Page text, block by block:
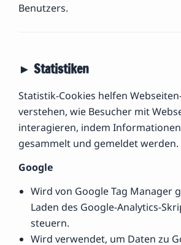
Benutzers.
► Statistiken
Statistik-Cookies helfen
verstehen, wie Besucher mit
interagieren, indem
gesammelt und gemeldet werden.
Google
Wird von Google Tag Manager
Laden des Google-Analytics-
steuern.
Wird verwendet, um Daten zu